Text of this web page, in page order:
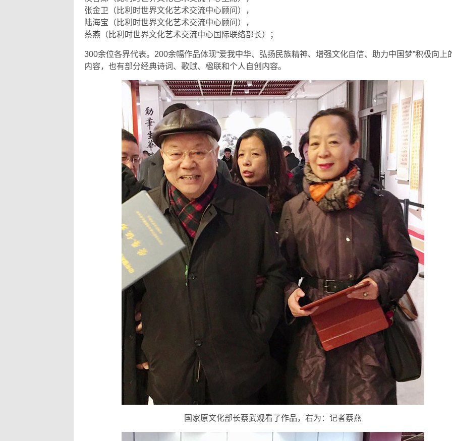
张金卫（比利时世界文化艺术交流中心顾问），
陆海宝（比利时世界文化艺术交流中心顾问），
蔡燕（比利时世界文化艺术交流中心国际联络部长）；
300余位各界代表。200余幅作品体现“爱我中华、弘扬民族精神、增强文化自信、助力中国梦”积极向上
内容，也有部分经典诗词、歌赋、楹联和个人自创内容。
国家原文化部长蔡武观看了作品，右为：记者蔡燕